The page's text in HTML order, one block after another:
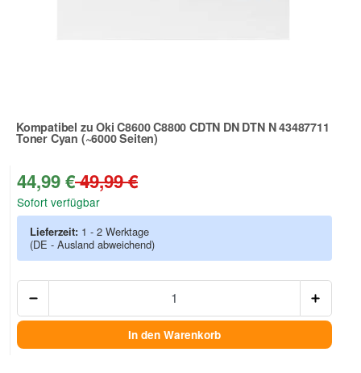
Kompatibel zu Oki C8600 C8800 CDTN DN DTN N 43487711
Toner Cyan (~6000 Seiten)
Zur Artikelbewertung
44,99 €49,99 €
Sofort verfügbar
Lieferzeit: 1 - 2 Werktage
(DE - Ausland abweichend)
In den Warenkorb